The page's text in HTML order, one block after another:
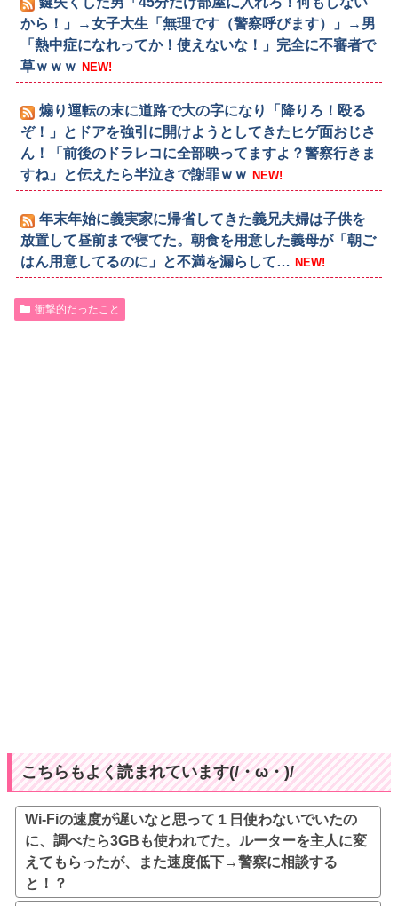
から！」→女子大生「無理です（警察呼びます）」→男
「熱中症になれってか！使えないな！」完全に不審者で
草ｗｗｗ NEW!
煽り運転の末に道路で大の字になり「降りろ！殴る
ぞ！」とドアを強引に開けようとしてきたヒゲ面おじさ
ん！「前後のドラレコに全部映ってますよ？警察行きま
すね」と伝えたら半泣きで謝罪ｗｗ NEW!
年末年始に義実家に帰省してきた義兄夫婦は子供を
放置して昼前まで寝てた。朝食を用意した義母が「朝ご
はん用意してるのに」と不満を漏らして… NEW!
衝撃的だったこと
こちらもよく読まれています(/・ω・)/
Wi-Fiの速度が遅いなと思って１日使わないでいたの
に、調べたら3GBも使われてた。ルーターを主人に変
えてもらったが、また速度低下→警察に相談する
と！？